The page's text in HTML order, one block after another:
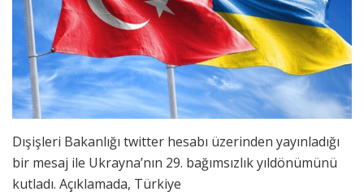
Dışişleri Bakanlığı twitter hesabı üzerinden yayınladığı
bir mesaj ile Ukrayna’nın 29. bağımsızlık yıldönümünü
kutladı. Açıklamada, Türkiye